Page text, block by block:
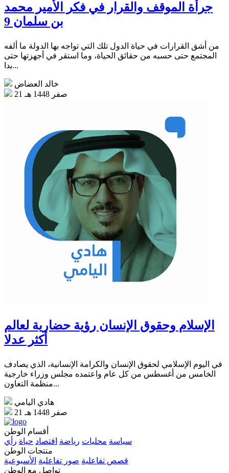
جرأة الموقف والقرار في فكر الأمير محمد
بن سلمان 9
من أشق القرارات في حياة الدول تلك التي تواجه بها الدولة ما ألفه
المجتمع حتى حسبه من حقائق الحياة، وما استقر في أجهزتها حتى
بدا...
خالد العضاض
21 صفر 1448 هـ
الإسلام وحقوق الإنسان رؤية حضارية لعالم
أكثر عدلا
في اليوم الإسلامي لحقوق الإنسان والكرامة الإنسانية، الذي يصادف
الخامس من أغسطس من كل عام واعتمده مجلس وزراء خارجية
منظمة التعاون...
هادي اليامي
21 صفر 1448 هـ
أقسام الوطن
سياسة محليات رياضة اقتصاد حياة رأي
منتجات الوطن
قصص تفاعلية صور تفاعلية الأسبوعية
تواصل مع الوطن